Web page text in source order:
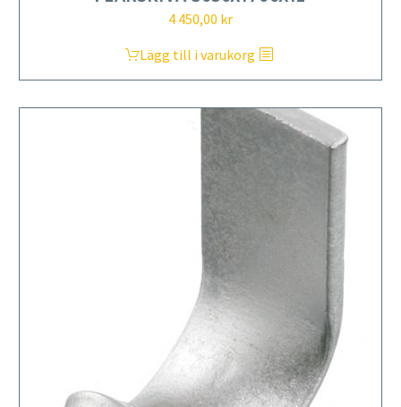
4 450,00 kr
Lägg till i varukorg